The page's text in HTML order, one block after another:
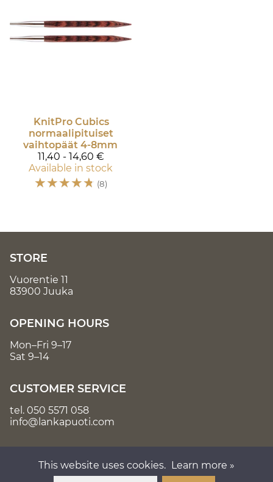
KnitPro Cubics
normaalipituiset
vaihtopäät 4-8mm
11,40 - 14,60 €
Available in stock
☆☆☆☆☆ (8)
STORE
Vuorentie 11
83900 Juuka
OPENING HOURS
Mon–Fri 9–17
Sat 9–14
CUSTOMER SERVICE
tel. 050 5571 058
info@lankapuoti.com
This website uses cookies. Learn more »